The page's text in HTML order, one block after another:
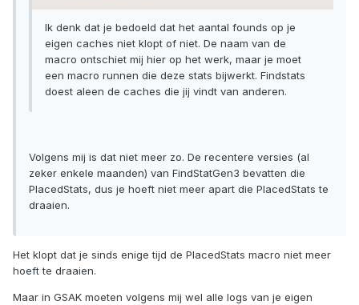
Ik denk dat je bedoeld dat het aantal founds op je
eigen caches niet klopt of niet. De naam van de
macro ontschiet mij hier op het werk, maar je moet
een macro runnen die deze stats bijwerkt. Findstats
doest aleen de caches die jij vindt van anderen.
Volgens mij is dat niet meer zo. De recentere versies (al
zeker enkele maanden) van FindStatGen3 bevatten die
PlacedStats, dus je hoeft niet meer apart die PlacedStats te
draaien.
Het klopt dat je sinds enige tijd de PlacedStats macro niet meer
hoeft te draaien.
Maar in GSAK moeten volgens mij wel alle logs van je eigen